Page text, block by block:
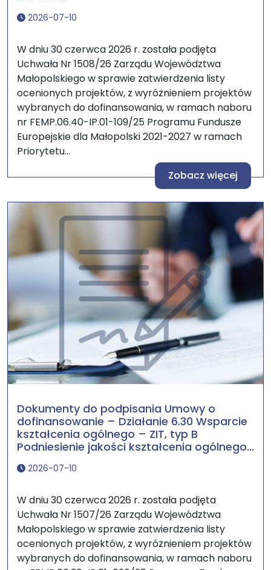
2026-07-10
W dniu 30 czerwca 2026 r. została podjęta
Uchwała Nr 1508/26 Zarządu Województwa
Małopolskiego w sprawie zatwierdzenia listy
ocenionych projektów, z wyróżnieniem projektów
wybranych do dofinansowania, w ramach naboru
nr FEMP.06.40-IP.01-109/25 Programu Fundusze
Europejskie dla Małopolski 2021-2027 w ramach
Priorytetu...
Zobacz więcej
Dokumenty do podpisania Umowy o
dofinansowanie – Działanie 6.30 Wsparcie
kształcenia ogólnego – ZIT, typ B
Podniesienie jakości kształcenia ogólnego...
2026-07-10
W dniu 30 czerwca 2026 r. została podjęta
Uchwała Nr 1507/26 Zarządu Województwa
Małopolskiego w sprawie zatwierdzenia listy
ocenionych projektów, z wyróżnieniem projektów
wybranych do dofinansowania, w ramach naboru